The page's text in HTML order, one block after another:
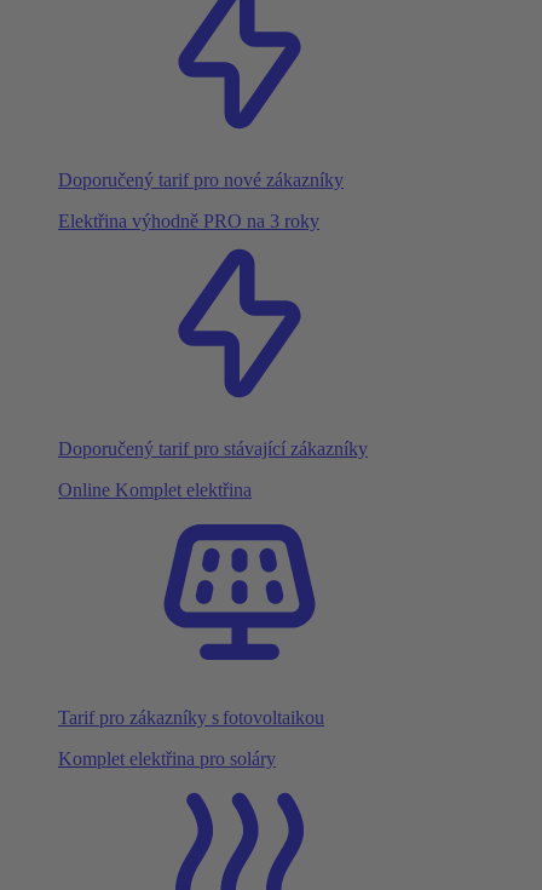
Doporučený tarif pro nové zákazníky
Elektřina výhodně PRO na 3 roky
Doporučený tarif pro stávající zákazníky
Online Komplet elektřina
Tarif pro zákazníky s fotovoltaikou
Komplet elektřina pro soláry